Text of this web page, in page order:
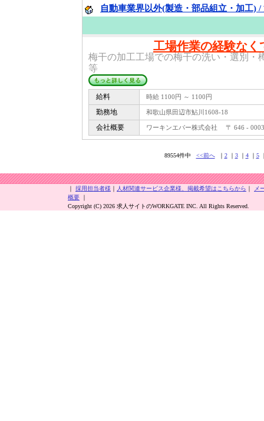
自動車業界以外(製造・部品組立・加工) /
工場作業の経験なく
梅干の加工工場での梅干の洗い・選別・
等
給料 時給 1100円 ～ 1100円
勤務地 和歌山県田辺市鮎川1608-18
会社概要 ワーキンエバー株式会社 〒 646 -
89554件中 <<前へ｜ 2｜ 3｜ 4｜ 5
｜ 採用担当者様 ｜ 人材関連サービス企業様、掲載希望はこちらから ｜
メ
概要 ｜
Copyright (C) 2026 求人サイトのWORKGATE INC. All Rights Reserved.